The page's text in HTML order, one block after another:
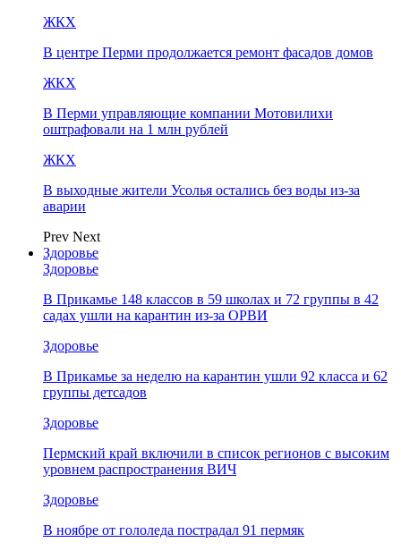
ЖКХ
В центре Перми продолжается ремонт фасадов домов
ЖКХ
В Перми управляющие компании Мотовилихи
оштрафовали на 1 млн рублей
ЖКХ
В выходные жители Усолья остались без воды из-за
аварии
Prev Next
Здоровье
Здоровье
В Прикамье 148 классов в 59 школах и 72 группы в 42
садах ушли на карантин из-за ОРВИ
Здоровье
В Прикамье за неделю на карантин ушли 92 класса и 62
группы детсадов
Здоровье
Пермский край включили в список регионов с высоким
уровнем распространения ВИЧ
Здоровье
В ноябре от гололеда пострадал 91 пермяк